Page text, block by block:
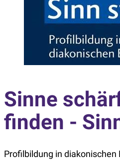
Sinne
finden -
Profilbildung in diakonischen